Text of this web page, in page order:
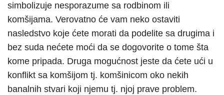
simbolizuje nesporazume sa rodbinom ili
komšijama. Verovatno će vam neko ostaviti
nasledstvo koje ćete morati da podelite sa drugima i
bez suda nećete moći da se dogovorite o tome šta
kome pripada. Druga mogućnost jeste da ćete ući u
konflikt sa komšijom tj. komšinicom oko nekih
banalnih stvari koji njemu tj. njoj prave problem.